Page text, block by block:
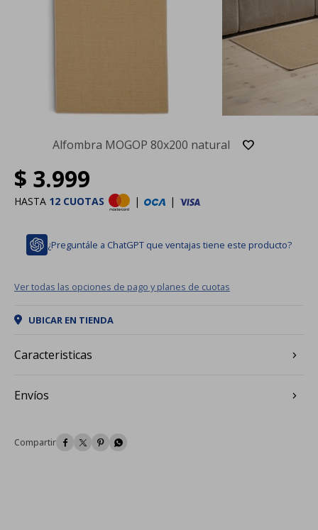
Alfombra MOGOP 80x200 natural
$ 3.999
HASTA 12 CUOTAS | |
¿Preguntále a ChatGPT que ventajas tiene este producto?
Ver todas las opciones de pago y planes de cuotas
UBICAR EN TIENDA
Caracteristicas
Envíos
   